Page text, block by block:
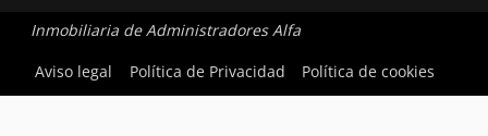
Inmobiliaria de Administradores Alfa
Aviso legal
Política de Privacidad Política de cookies